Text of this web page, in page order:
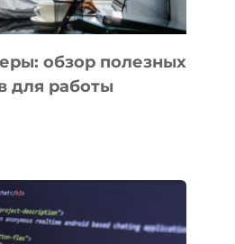
обзор полезных
для работы